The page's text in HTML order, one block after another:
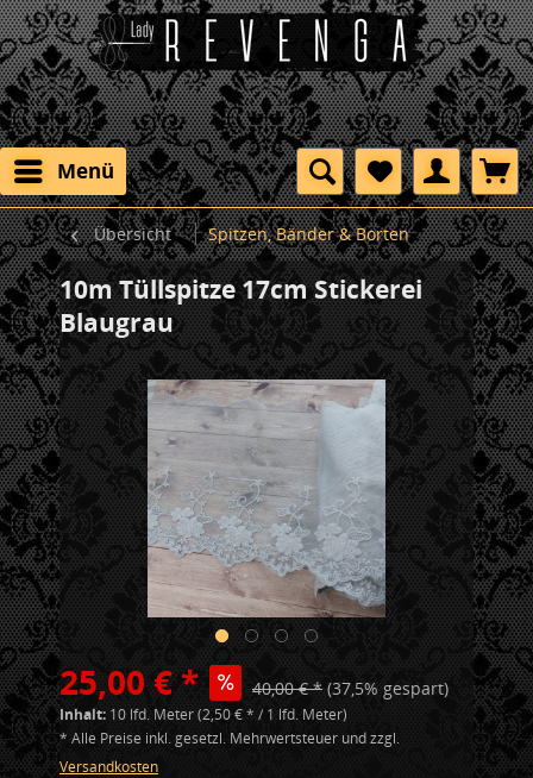
Menü
Übersicht Spitzen, Bänder & Borten
10m Tüllspitze 17cm Stickerei
Blaugrau
25,00 € * 40,00 € * (37,5% gespart)
Inhalt: 10 lfd. Meter (2,50 € * / 1 lfd. Meter)
* Alle Preise inkl. gesetzl. Mehrwertsteuer und zzgl.
Versandkosten